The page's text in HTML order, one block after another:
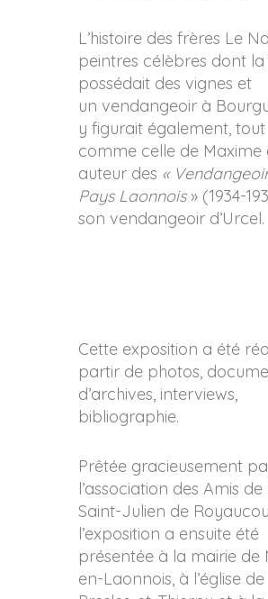
L’histoire des frères Le
peintres célèbres dont
possédait des vignes et
un vendangeoir à
y figurait également, tout
comme celle de Maxime
auteur des «
Pays Laonnois » (1934-
son vendangeoir d’Urcel.
Cette exposition a été
partir de photos,
d’archives, interviews,
bibliographie.
Prêtée gracieusement
l’association des Amis de
Saint-Julien de
l’exposition a ensuite été
présentée à la mairie de
en-Laonnois, à l’église de